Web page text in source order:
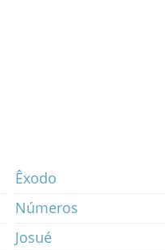
Êxodo
Números
Josué